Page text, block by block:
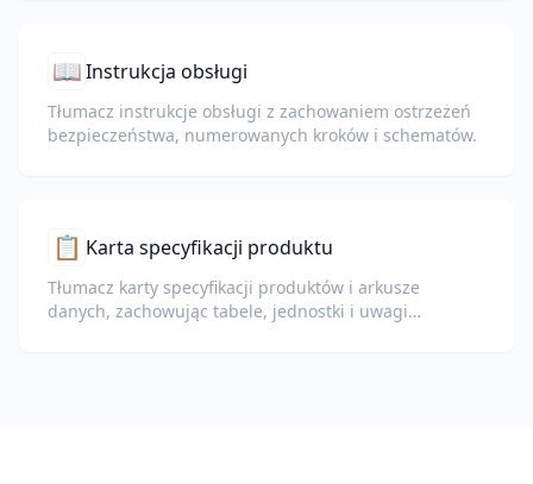
📖Instrukcja obsługi
Tłumacz instrukcje obsługi z zachowaniem ostrzeżeń
bezpieczeństwa, numerowanych kroków i schematów.
📋 Karta specyfikacji produktu
Tłumacz karty specyfikacji produktów i arkusze
danych, zachowując tabele, jednostki i uwagi